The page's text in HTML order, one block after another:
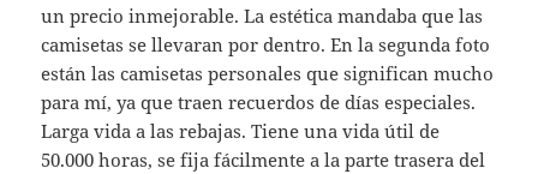
un precio inmejorable. La estética mandaba que las
camisetas se llevaran por dentro. En la segunda foto
están las camisetas personales que significan mucho
para mí, ya que traen recuerdos de días especiales.
Larga vida a las rebajas. Tiene una vida útil de
50.000 horas, se fija fácilmente a la parte trasera del